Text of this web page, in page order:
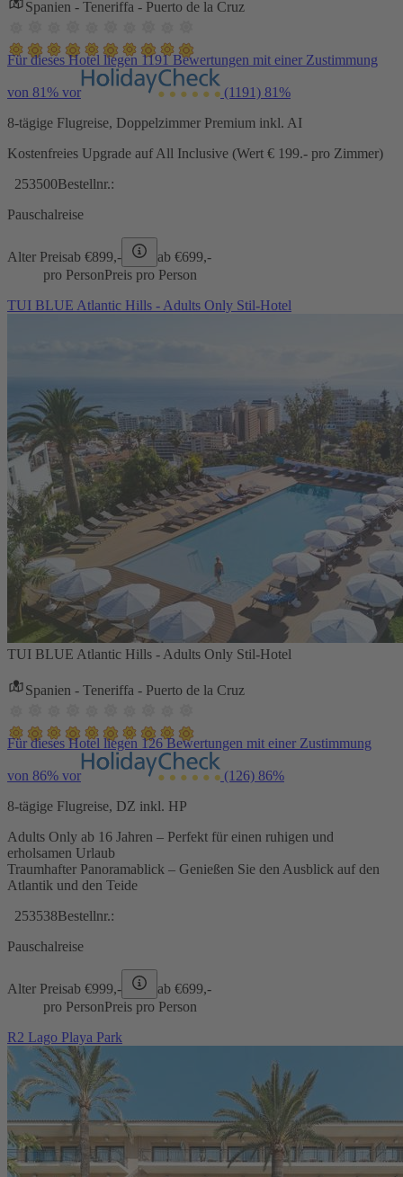
Spanien - Teneriffa - Puerto de la Cruz
Für dieses Hotel liegen 1191 Bewertungen mit einer Zustimmung
von 81% vor (1191) 81%
8-tägige Flugreise, Doppelzimmer Premium inkl. AI
Kostenfreies Upgrade auf All Inclusive (Wert € 199.- pro Zimmer)
253500Bestellnr.:
Pauschalreise
Alter Preisab €899,- ab €699,-
pro PersonPreis pro Person
TUI BLUE Atlantic Hills - Adults Only Stil-Hotel
TUI BLUE Atlantic Hills - Adults Only Stil-Hotel
Spanien - Teneriffa - Puerto de la Cruz
Für dieses Hotel liegen 126 Bewertungen mit einer Zustimmung
von 86% vor (126) 86%
8-tägige Flugreise, DZ inkl. HP
Adults Only ab 16 Jahren – Perfekt für einen ruhigen und
erholsamen Urlaub
Traumhafter Panoramablick – Genießen Sie den Ausblick auf den
Atlantik und den Teide
253538Bestellnr.:
Pauschalreise
Alter Preisab €999,- ab €699,-
pro PersonPreis pro Person
R2 Lago Playa Park